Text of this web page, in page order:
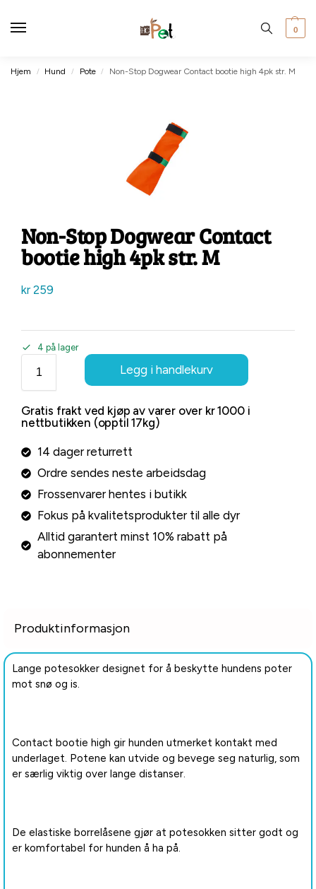
0
Hjem / Hund / Pote / Non-Stop Dogwear Contact bootie high 4pk str. M
Non-Stop Dogwear Contact
bootie high 4pk str. M
kr259
4 på lager
Legg i handlekurv
Gratis frakt ved kjøp av varer over kr 1000 i
nettbutikken (opptil 17kg)
14 dager returrett
Ordre sendes neste arbeidsdag
Frossenvarer hentes i butikk
Fokus på kvalitetsprodukter til alle dyr
Alltid garantert minst 10% rabatt på
abonnementer
Produktinformasjon
Lange potesokker designet for å beskytte hundens poter
mot snø og is.
Contact bootie high gir hunden utmerket kontakt med
underlaget. Potene kan utvide og bevege seg naturlig, som
er særlig viktig over lange distanser.
De elastiske borrelåsene gjør at potesokken sitter godt og
er komfortabel for hunden å ha på.